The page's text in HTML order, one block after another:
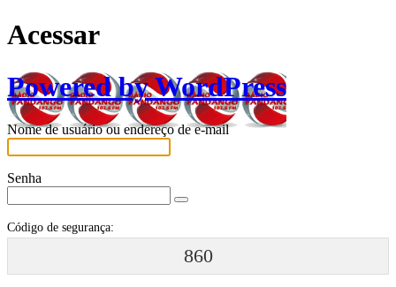
Acessar
Powered by WordPress
Nome de usuário ou endereço de e-mail
Senha
Código de segurança:
860